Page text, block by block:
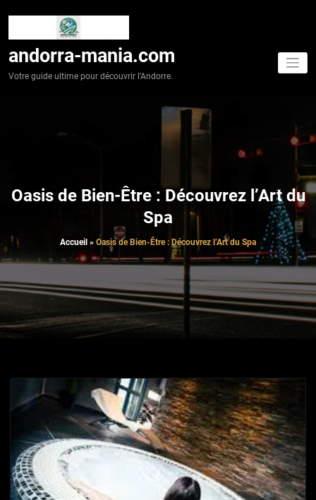
andorra-mania.com
Votre guide ultime pour découvrir l'Andorre.
Oasis de Bien-Être : Découvrez l’Art du
Spa
Accueil » Oasis de Bien-Être : Découvrez l’Art du Spa